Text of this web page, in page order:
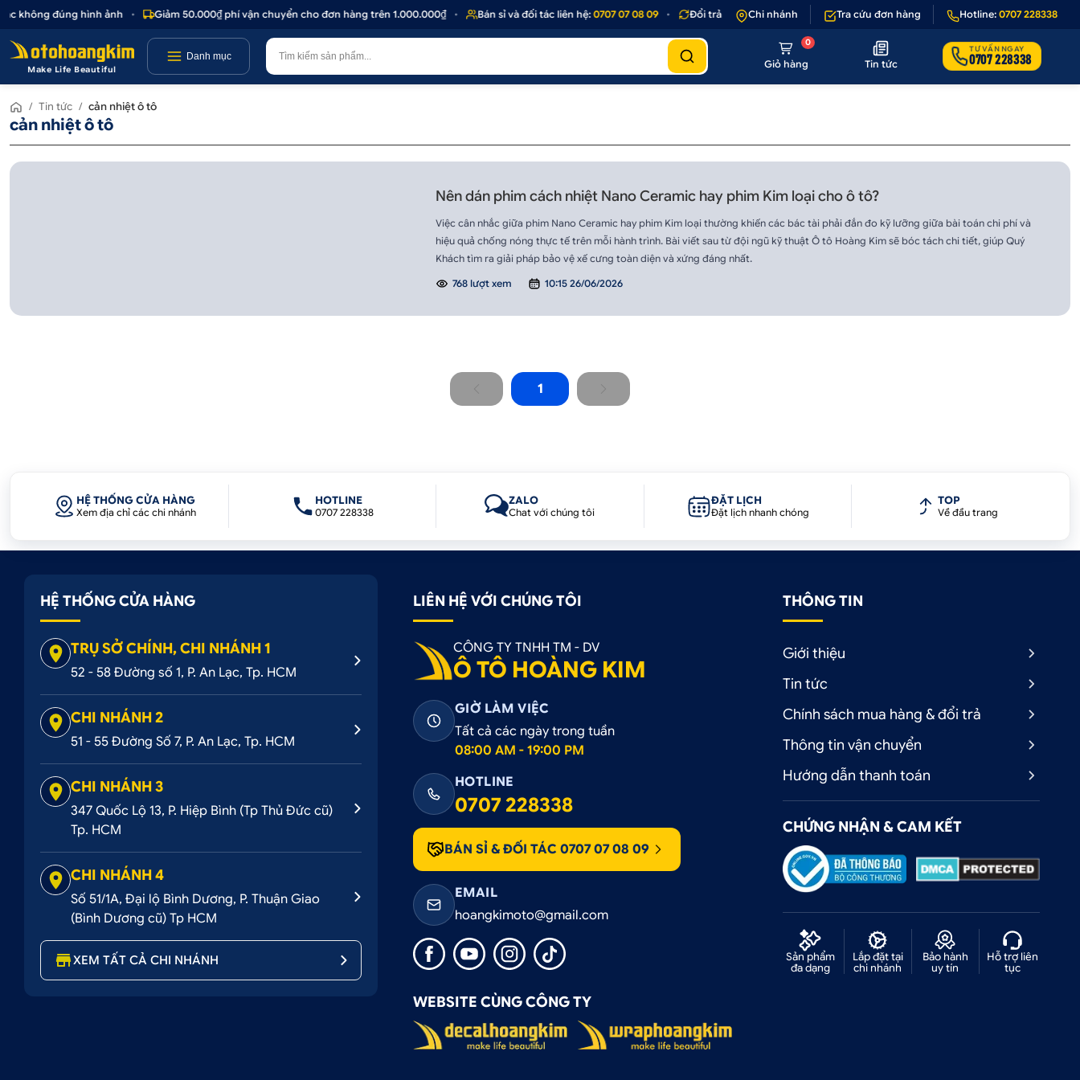
không đúng hình ảnh Giảm 50.000₫ phí vận chuyển cho đơn hàng trên 1.000.000₫ • Bán sỉ và đối tác liên hệ:0707 07 08 09 • Đổi trả 1 - 1 nếu sản phẩm lỗi hoặc không đúng hình ảnh • Giảm 50.000₫ phí
Chi nhánh Tra cứu đơn hàng Hotline: 0707 228338
Make Life Beautiful
Danh mục
Giỏ hàng
0
Tin tức
TƯ VẤN NGAY
0707 228338
/ Tin tức / cản nhiệt ô tô
cản nhiệt ô tô
Nên dán phim cách nhiệt Nano Ceramic hay phim Kim loại cho ô tô?
Việc cân nhắc giữa phim Nano Ceramic hay phim Kim loại thường khiến các bác tài phải đắn đo kỹ lưỡng giữa bài toán chi phí và
hiệu quả chống nóng thực tế trên mỗi hành trình. Bài viết sau từ đội ngũ kỹ thuật Ô tô Hoàng Kim sẽ bóc tách chi tiết, giúp Quý
Khách tìm ra giải pháp bảo vệ xế cưng toàn diện và xứng đáng nhất.
768 lượt xem 10:15 26/06/2026
1
HỆ THỐNG CỬA HÀNG
Xem địa chỉ các chi nhánh
HOTLINE
0707 228338
ZALO
Chat với chúng tôi
ĐẶT LỊCH
Đặt lịch nhanh chóng
TOP
Về đầu trang
HỆ THỐNG CỬA HÀNG
TRỤ SỞ CHÍNH, CHI NHÁNH 1
52 - 58 Đường số 1, P. An Lạc, Tp. HCM
CHI NHÁNH 2
51 - 55 Đường Số 7, P. An Lạc, Tp. HCM
CHI NHÁNH 3
347 Quốc Lộ 13, P. Hiệp Bình (Tp Thủ Đức cũ)
Tp. HCM
CHI NHÁNH 4
Số 51/1A, Đại lộ Bình Dương, P. Thuận Giao
(Bình Dương cũ) Tp HCM
XEM TẤT CẢ CHI NHÁNH
LIÊN HỆ VỚI CHÚNG TÔI
CÔNG TY TNHH TM - DV
Ô TÔ HOÀNG KIM
GIỜ LÀM VIỆC
Tất cả các ngày trong tuần
08:00 AM - 19:00 PM
HOTLINE
0707 228338
BÁN SỈ & ĐỐI TÁC 0707 07 08 09
EMAIL
hoangkimoto@gmail.com
WEBSITE CÙNG CÔNG TY
THÔNG TIN
Giới thiệu
Tin tức
Chính sách mua hàng & đổi trả
Thông tin vận chuyển
Hướng dẫn thanh toán
CHỨNG NHẬN & CAM KẾT
Sản phẩm
đa dạng
Lắp đặt tại
chi nhánh
Bảo hành
uy tín
Hỗ trợ liên
tục